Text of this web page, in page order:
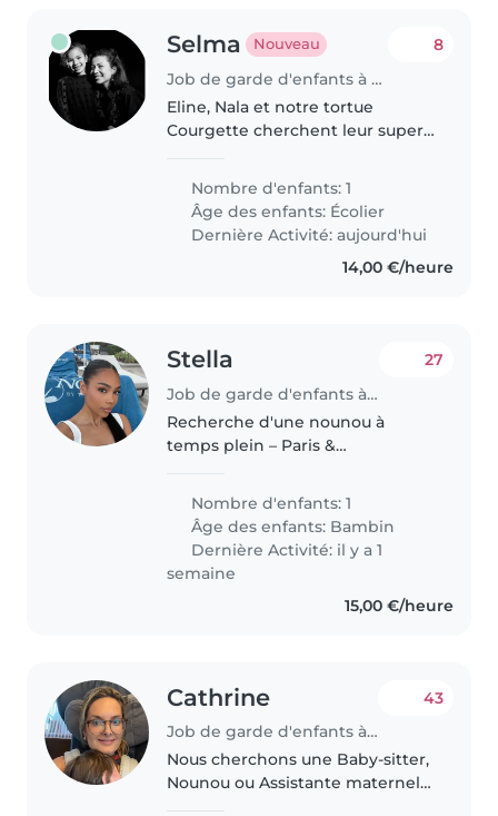
Selma Nouveau
Job de garde d'enfants à Paris
8
Eline, Nala et notre tortue
Courgette cherchent leur super
recherchons une personne
fiable, douce, ponctuelle et
pleine de bonne humeur pour
accompagner..
Nombre d'enfants: 1
Âge des enfants: Écolier
Dernière Activité: aujourd'hui
14,00 €/heure
Stella
Job de garde d'enfants à Paris
27
Recherche d'une nounou à
temps plein – Paris &
temps plein pour mon fils de 2
ans. Nous vivons entre Paris et
l'étranger. En règle..
Nombre d'enfants: 1
Âge des enfants: Bambin
Dernière Activité: il y a 1
semaine
15,00 €/heure
Cathrine
Job de garde d'enfants à Paris
43
Nous cherchons une Baby-sitter,
Nounou ou Assistante maternelle